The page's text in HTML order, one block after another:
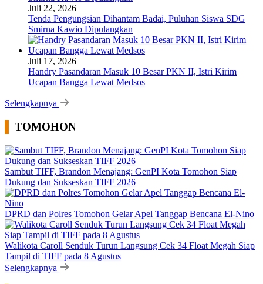
Juli 22, 2026
Tenda Pengungsian Dihantam Badai, Puluhan Siswa SDG
Smirna Kawio Dipulangkan
Juli 17, 2026
Handry Pasandaran Masuk 10 Besar PKN II, Istri Kirim
Ucapan Bangga Lewat Medsos
Selengkapnya
TOMOHON
Sambut TIFF, Brandon Menajang: ​GenPI Kota Tomohon Siap
Dukung dan Sukseskan TIFF 2026
DPRD dan Polres Tomohon Gelar Apel Tanggap Bencana El-Nino
Walikota Caroll Senduk Turun Langsung Cek 34 Float Megah Siap
Tampil di TIFF pada 8 Agustus
Selengkapnya